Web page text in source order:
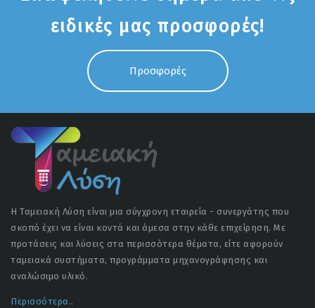
ειδικές μας προσφορές!
Προσφορές
Η Ταμειακή Λύση είναι μια σύγχρονη εταιρεία - συνεργάτης που
σκοπό έχει να είναι κοντά και άμεσα στην κάθε επιχείρηση. Με
προτάσεις και λύσεις στα περισσότερα θέματα, είτε αφορούν
ταμειακά συστήματα, προγράμματα μηχανογράφησης και
αναλώσιμο υλικό.
Περισσότερα..